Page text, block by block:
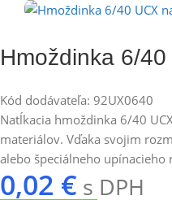
Hmoždinka 6/
Kód dodávateľa: 92UX0640
Natĺkacia hmoždinka 6/40
materiálov. Vďaka svojim
alebo špeciálneho upínacieho
0,02 € s DPH